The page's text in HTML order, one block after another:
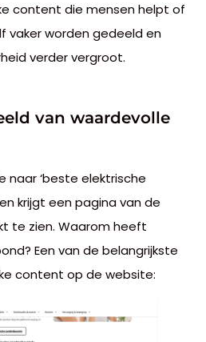
content die mensen helpt of
vaker worden gedeeld en
verder vergroot.
van waardevolle
naar ‘beste elektrische
krijgt een pagina van de
te zien. Waarom heeft
Een van de belangrijkste
content op de website: